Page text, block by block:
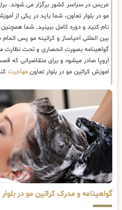
عریس در سراسر کشور برگزار می شوند.
مو در بلوار تعاون، شما باید در یکی از
نام کنید و دوره کامل ببینید. شما
بین المللی احیاساز و کراتینه مو پس اتمام
اروپا صادر میشود و برای متقاضیانی که
اموزش کراتین مو در بلوار تعاون مهاجرت
گواهینامه و مدرک کراتین مو در